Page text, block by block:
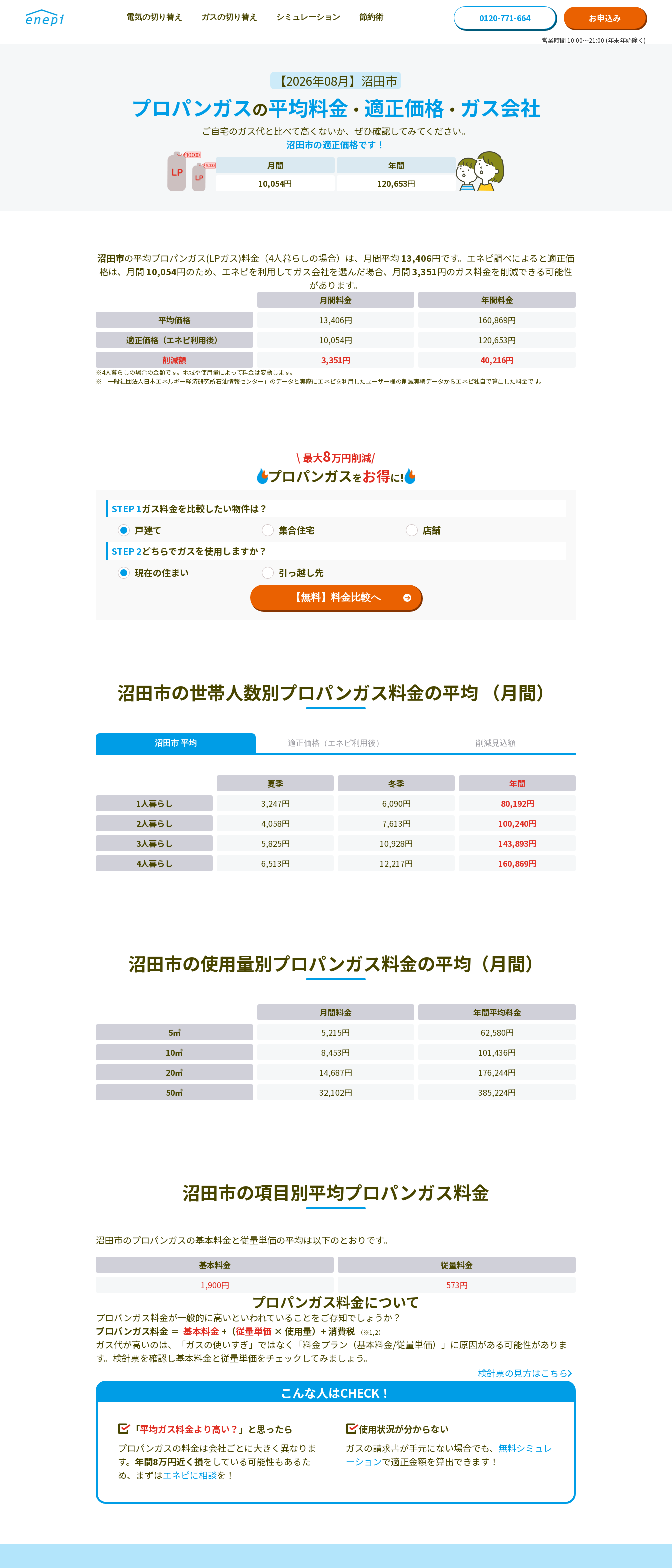
電気の切り替え ガスの切り替え シミュレーション 節約術 0120-771-664 お申込み
営業時間 10:00～21:00 (年末年始除く)
【2026年08月】沼田市
プロパンガスの平均料金 ・ 適正価格 ・ ガス会社
ご自宅のガス代と比べて高くないか、ぜひ確認してみてください。
沼田市の適正価格です！
月間
年間
10,054円 120,653円
沼田市の平均プロパンガス(LPガス)料金（4人暮らしの場合）は、月間平均 13,406円です。エネピ調べによると適正価
格は、月間 10,054円のため、エネピを利用してガス会社を選んだ場合、月間3,351円のガス料金を削減できる可能性
があります。
月間料金
年間料金
平均価格
13,406円
160,869円
適正価格（エネピ利用後）
10,054円
120,653円
削減額
3,351円 40,216円
※4人暮らしの場合の金額です。地域や使用量によって料金は変動します。
※「一般社団法人日本エネルギー経済研究所石油情報センター」のデータと実際にエネピを利用したユーザー様の削減実績データからエネピ独自で算出した料金です。
\ 最大8万円削減/
プロパンガスをお得に!
STEP 1ガス料金を比較したい物件は？
戸建て
集合住宅
店舗
STEP 2どちらでガスを使用しますか？
現在の住まい
引っ越し先
【無料】料金比較へ
沼田市の世帯人数別プロパンガス料金の平均 （月間）
沼田市 平均 適正価格 （エネピ利用後） 削減見込額
夏季 冬季
年間
1人暮らし
3,247円 6,090円
80,192円
2人暮らし
4,058円 7,613円
100,240円
3人暮らし
5,825円 10,928円
143,893円
4人暮らし
6,513円 12,217円 160,869円
沼田市の使用量別プロパンガス料金の平均（月間）
月間料金
年間平均料金
5㎥
5,215円
62,580円
10㎥
8,453円
101,436円
20㎥
14,687円
176,244円
50㎥
32,102円 385,224円
沼田市の項目別平均プロパンガス料金
沼田市のプロパンガスの基本料金と従量単価の平均は以下のとおりです。
基本料金
従量料金
1,900円
573円
プロパンガス料金について
プロパンガス料金が一般的に高いといわれていることをご存知でしょうか？
プロパンガス料金 ＝ 基本料金+（従量単価 × 使用量）+ 消費税 （※1,2）
ガス代が高いのは、「ガスの使いすぎ」ではなく「料金プラン（基本料金/従量単価）」に原因がある可能性がありま
す。検針票を確認し基本料金と従量単価をチェックしてみましょう。
検針票の見方はこちら
こんな人はCHECK！
「平均ガス料金より高い？ 」と思ったら
プロパンガスの料金は会社ごとに大きく異なりま
す。 年間8万円近く損をしている可能性もあるた
め、まずはエネピに相談を！
使用状況が分からない
ガスの請求書が手元にない場合でも、 無料シミュレ
ーションで適正金額を算出できます！